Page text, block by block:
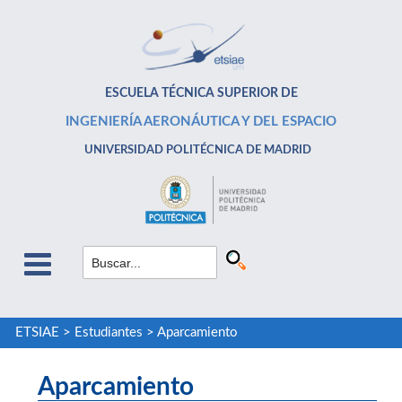
ESCUELA TÉCNICA SUPERIOR DE
INGENIERÍA AERONÁUTICA Y DEL ESPACIO
UNIVERSIDAD POLITÉCNICA DE MADRID
ETSIAE > Estudiantes > Aparcamiento
Aparcamiento